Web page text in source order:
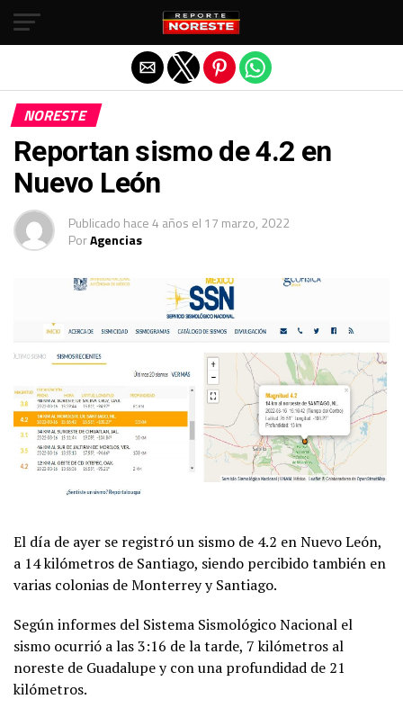
NORESTE
Reportan sismo de 4.2 en
Nuevo León
Publicado hace 4 años el 17 marzo, 2022
PorAgencias
El día de ayer se registró un sismo de 4.2 en Nuevo León,
a 14 kilómetros de Santiago, siendo percibido también en
varias colonias de Monterrey y Santiago.
Según informes del Sistema Sismológico Nacional el
sismo ocurrió a las 3:16 de la tarde, 7 kilómetros al
noreste de Guadalupe y con una profundidad de 21
kilómetros.
Salir de la versión móvil